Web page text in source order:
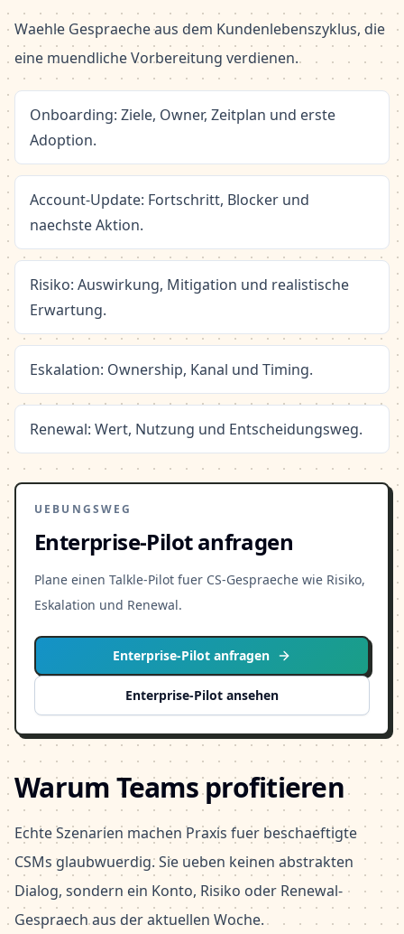
Waehle Gespraeche aus dem Kundenlebenszyklus, die
eine muendliche Vorbereitung verdienen.
Onboarding: Ziele, Owner, Zeitplan und erste
Adoption.
Account-Update: Fortschritt, Blocker und
naechste Aktion.
Risiko: Auswirkung, Mitigation und realistische
Erwartung.
Eskalation: Ownership, Kanal und Timing.
Renewal: Wert, Nutzung und Entscheidungsweg.
UEBUNGSWEG
Enterprise-Pilot anfragen
Plane einen Talkle-Pilot fuer CS-Gespraeche wie Risiko,
Eskalation und Renewal.
Enterprise-Pilot anfragen
Enterprise-Pilot ansehen
Warum Teams profitieren
Echte Szenarien machen Praxis fuer beschaeftigte
CSMs glaubwuerdig. Sie ueben keinen abstrakten
Dialog, sondern ein Konto, Risiko oder Renewal-
Gespraech aus der aktuellen Woche.